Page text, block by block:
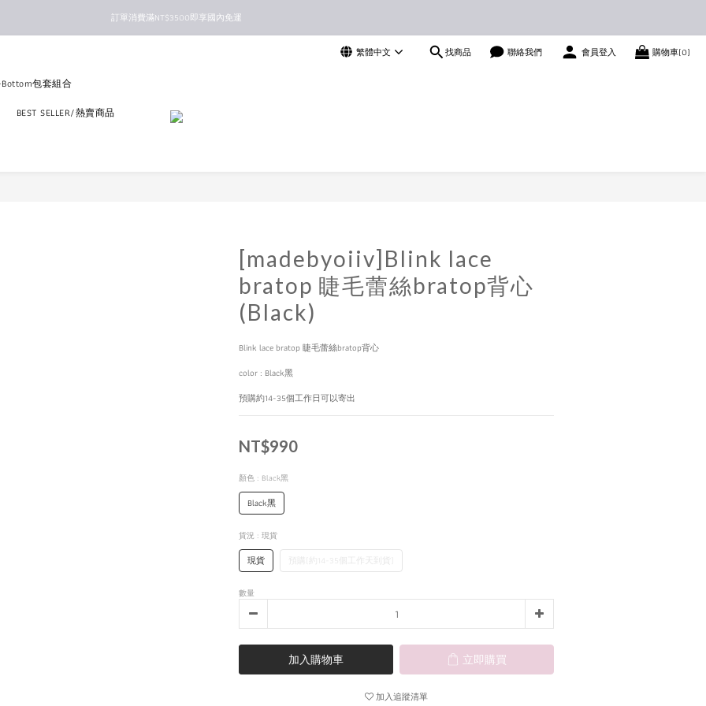
新馬港澳順豐到付配送
訂單消費滿NT$3500即享國內免運
繁體中文 找商品 聯絡我們 會員登入 購物車(0)
包套組合
BEST SELLER/熱賣商品
[madebyoiiv]Blink lace
bratop 睫毛蕾絲bratop背心
(Black)
Blink lace bratop 睫毛蕾絲bratop背心
color : Black黑
預購約14-35個工作日可以寄出
NT$990
顏色 : Black黑
Black黑
貨況 : 現貨
現貨 預購(約14-35個工作天到貨)
數量
加入購物車 立即購買
加入追蹤清單